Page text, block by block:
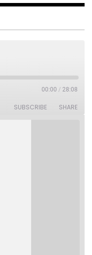
00:00 / 28:08
SUBSCRIBE SHARE